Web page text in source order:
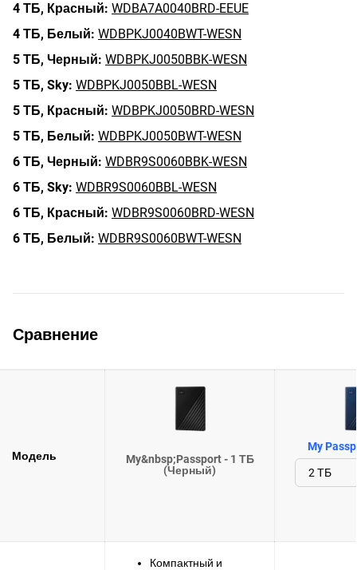
4 ТБ, Красный: WDBA7A0040BRD-EEUE
4 ТБ, Белый: WDBPKJ0040BWT-WESN
5 ТБ, Черный: WDBPKJ0050BBK-WESN
5 ТБ, Sky: WDBPKJ0050BBL-WESN
5 ТБ, Красный: WDBPKJ0050BRD-WESN
5 ТБ, Белый: WDBPKJ0050BWT-WESN
6 ТБ, Черный: WDBR9S0060BBK-WESN
6 ТБ, Sky: WDBR9S0060BBL-WESN
6 ТБ, Красный: WDBR9S0060BRD-WESN
6 ТБ, Белый: WDBR9S0060BWT-WESN
Сравнение
Модель
My&nbsp;Passport - 1 ТБ
(Черный)
My
Компактный и